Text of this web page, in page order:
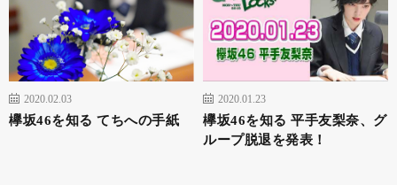
2020.02.03
欅坂46を知る てちへの手紙
2020.01.23
欅坂46を知る 平手友梨奈、グ
ループ脱退を発表！